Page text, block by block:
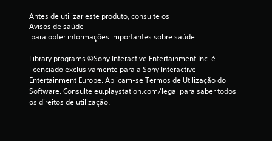
f
Antes de utilizar este produto, consulte os
Avisos de saúde
para obter informações importantes sobre saúde.
Library programs ©Sony Interactive Entertainment Inc. é
licenciado exclusivamente para a Sony Interactive
Entertainment Europe. Aplicam-se Termos de Utilização do
Software. Consulte eu.playstation.com/legal para saber todos
os direitos de utilização.